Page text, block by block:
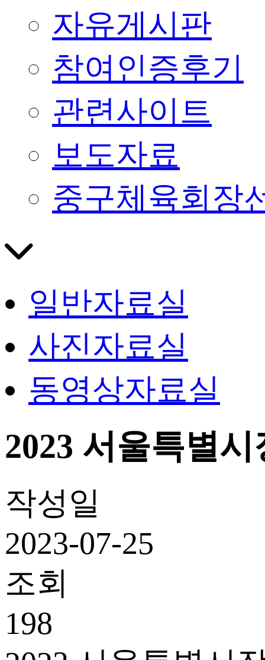
자유게시판
참여인증후기
관련사이트
보도자료
중구체육회장
일반자료실
사진자료실
동영상자료실
2023 서울특별
작성일
2023-07-25
조회
198